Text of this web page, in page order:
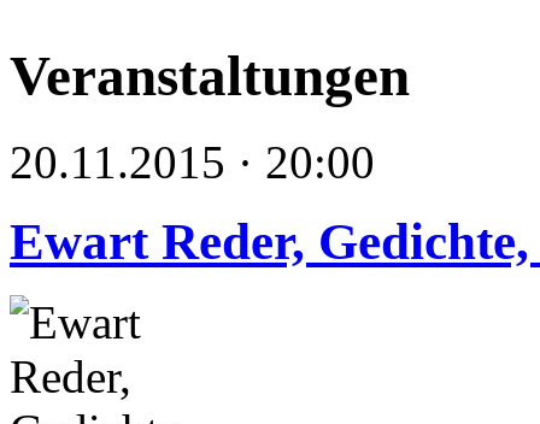
Veranstaltungen
20.11.2015 · 20:00
Ewart Reder,